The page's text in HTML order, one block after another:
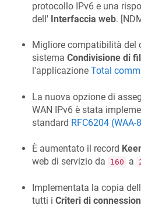
protocollo IPv6 e una
dell' Interfaccia web. [
Migliore compatibilità del
sistema Condivisione di
l'applicazione Total
La nuova opzione di
WAN IPv6 è stata
standard RFC6204 (WAA-
È aumentato il record
web di servizio da
160 a
Implementata la copia
tutti i Criteri di